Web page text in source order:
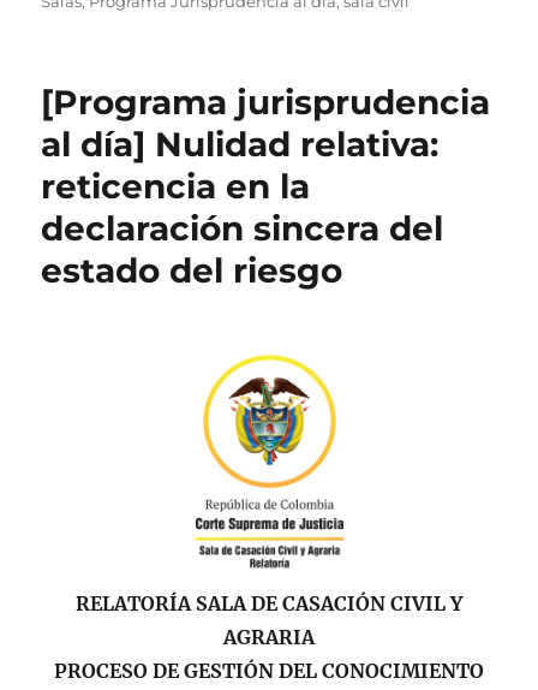
[Programa jurisprudencia
al día] Nulidad relativa:
reticencia en la
declaración sincera del
estado del riesgo
RELATORÍA SALA DE CASACIÓN CIVIL Y
AGRARIA
PROCESO DE GESTIÓN DEL CONOCIMIENTO